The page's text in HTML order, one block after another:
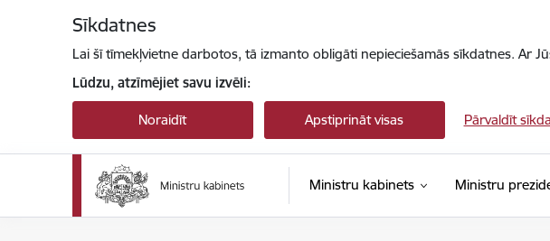
Sīkdatnes
Lai šī tīmekļvietne darbotos, tā izmanto obligāti nepieciešamās sīkdatnes. Ar
Lūdzu, atzīmējiet savu izvēli:
Noraidīt Apstiprināt visas Pārvaldīt
Ministru kabinets Ministru